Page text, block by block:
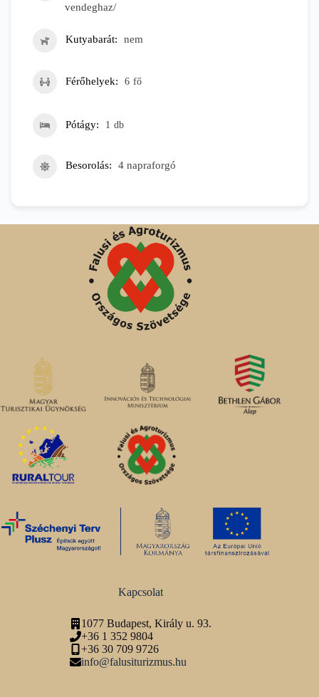
vendeghaz/
Kutyabarát nem
Férőhelyek 6 fő
Pótágy 1 db
Besorolás 4 napraforgó
Kapcsolat
1077 Budapest, Király u. 93.
+36 1 352 9804
+36 30 709 9726
info@falusiturizmus.hu